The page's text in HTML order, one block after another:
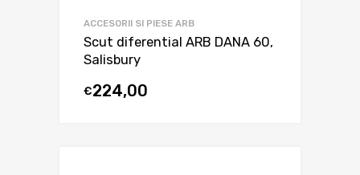
ACCESORII SI PIESE ARB
Scut diferential ARB DANA 60,
Salisbury
€224,00